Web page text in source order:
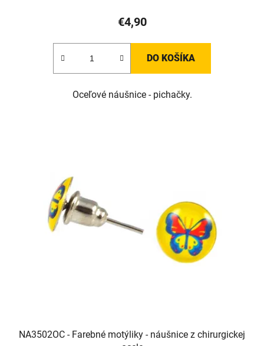
€4,90
DO KOŠÍKA
Oceľové náušnice - pichačky.
NA3502OC - Farebné motýliky - náušnice z chirurgickej